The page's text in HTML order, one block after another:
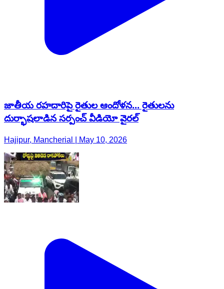
జాతీయ రహదారిపై రైతుల ఆందోళన... రైతులను
దుర్భాషలాడిన సర్పంచ్ వీడియో వైరల్
Hajipur, Mancherial | May 10, 2026